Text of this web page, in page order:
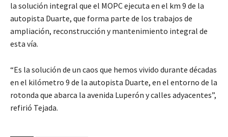
la solución integral que el MOPC ejecuta en el km 9 de la
autopista Duarte, que forma parte de los trabajos de
ampliación, reconstrucción y mantenimiento integral de
esta vía.
“Es la solución de un caos que hemos vivido durante décadas
en el kilómetro 9 de la autopista Duarte, en el entorno de la
rotonda que abarca la avenida Luperón y calles adyacentes”,
refirió Tejada.